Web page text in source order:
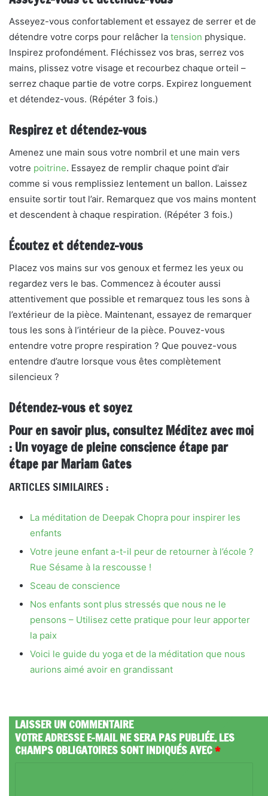
Asseyez-vous confortablement et essayez de serrer et de
détendre votre corps pour relâcher la tension physique.
Inspirez profondément. Fléchissez vos bras, serrez vos
mains, plissez votre visage et recourbez chaque orteil –
serrez chaque partie de votre corps. Expirez longuement
et détendez-vous. (Répéter 3 fois.)
Respirez et détendez-vous
Amenez une main sous votre nombril et une main vers
votre poitrine. Essayez de remplir chaque point d’air
comme si vous remplissiez lentement un ballon. Laissez
ensuite sortir tout l’air. Remarquez que vos mains montent
et descendent à chaque respiration. (Répéter 3 fois.)
Écoutez et détendez-vous
Placez vos mains sur vos genoux et fermez les yeux ou
regardez vers le bas. Commencez à écouter aussi
attentivement que possible et remarquez tous les sons à
l’extérieur de la pièce. Maintenant, essayez de remarquer
tous les sons à l’intérieur de la pièce. Pouvez-vous
entendre votre propre respiration ? Que pouvez-vous
entendre d’autre lorsque vous êtes complètement
silencieux ?
Détendez-vous et soyez
Pour en savoir plus, consultez Méditez avec moi
: Un voyage de pleine conscience étape par
étape par Mariam Gates
ARTICLES SIMILAIRES :
La méditation de Deepak Chopra pour inspirer les
enfants
Votre jeune enfant a-t-il peur de retourner à l’école ?
Rue Sésame à la rescousse !
Sceau de conscience
Nos enfants sont plus stressés que nous ne le
pensons – Utilisez cette pratique pour leur apporter
la paix
Voici le guide du yoga et de la méditation que nous
aurions aimé avoir en grandissant
LAISSER UN COMMENTAIRE
VOTRE ADRESSE E-MAIL NE SERA PAS PUBLIÉE.LES
CHAMPS OBLIGATOIRES SONT INDIQUÉS AVEC*